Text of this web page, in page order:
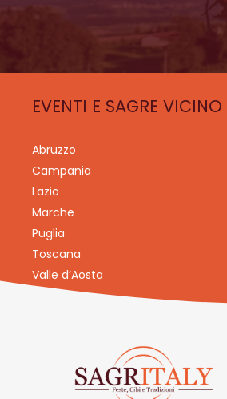
EVENTI E SAGRE
Abruzzo
Campania
Lazio
Marche
Puglia
Toscana
Valle d’Aosta